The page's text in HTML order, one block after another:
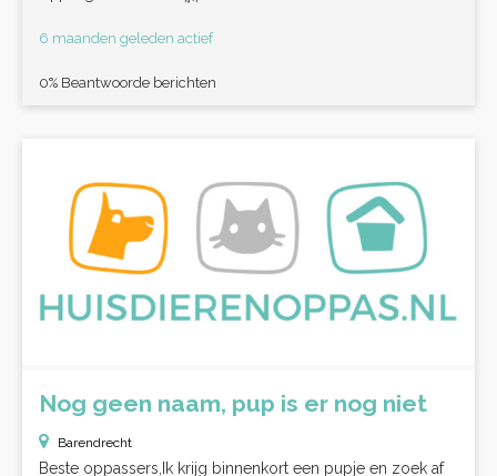
6 maanden geleden actief
0% Beantwoorde berichten
Nog geen naam, pup is er nog niet
Barendrecht
Beste oppassers,Ik krijg binnenkort een pupje en zoek af